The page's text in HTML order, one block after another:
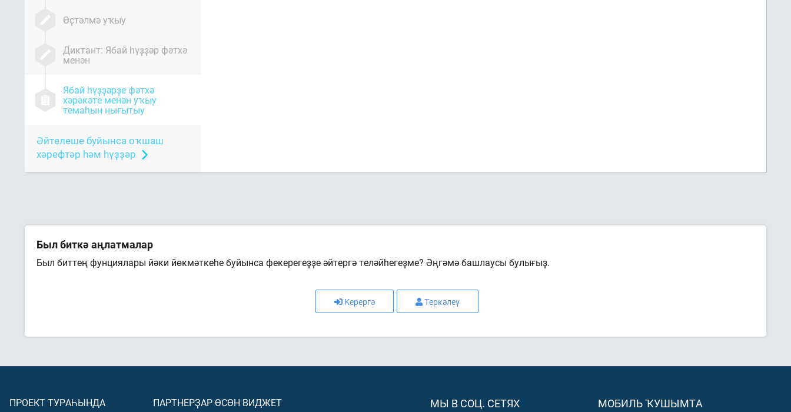
Өҫтәлмә уҡыу
Диктант: Ябай һүҙҙәр фәтхә
менән
Ябай һүҙҙәрҙе фәтхә
хәрәкәте менән уҡыу
темаһын нығытыу
Әйтелеше буйынса оҡшаш
хәрефтәр һәм һүҙҙәр
Был биткә аңлатмалар
Был биттең фунциялары йәки йөкмәткеһе буйынса фекерегеҙҙе әйтергә теләйһегеҙме? Әңгәмә башлаусы булығыҙ.
Керергә Теркәлеү
ПРОЕКТ ТУРАҺЫНДА ПАРТНЕРҘАР ӨСӨН ВИДЖЕТ МЫ В СОЦ. СЕТЯХ МОБИЛЬ ҠУШЫМТА